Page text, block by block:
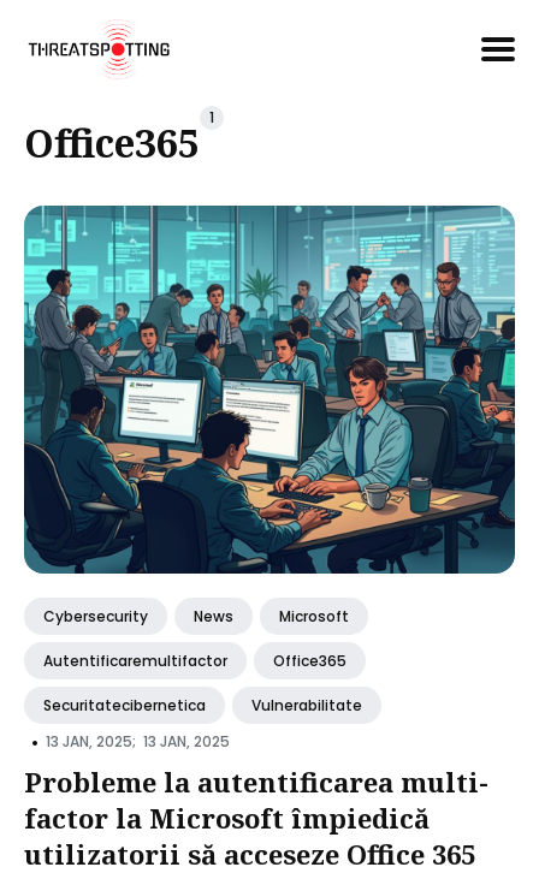
Office365 1
Cybersecurity News Microsoft
Autentificaremultifactor Office365
Securitatecibernetica Vulnerabilitate
• 13 JAN, 2025; 13 JAN, 2025
Probleme la autentificarea multi-
factor la Microsoft împiedică
utilizatorii să acceseze Office 365